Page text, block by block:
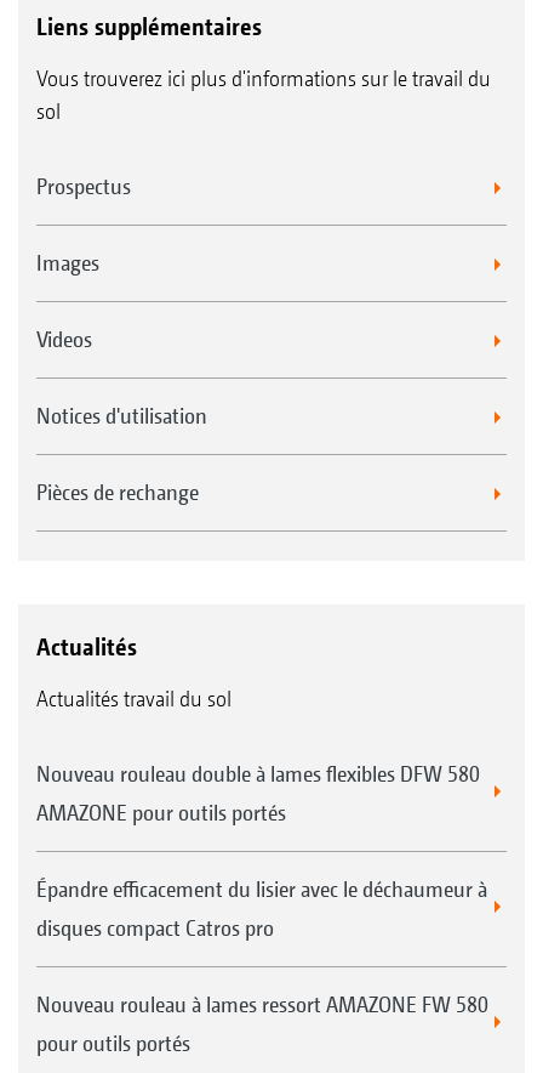
Liens supplémentaires
Vous trouverez ici plus d'informations sur le travail du
sol
Prospectus
Images
Videos
Notices d'utilisation
Pièces de rechange
Actualités
Actualités travail du sol
Nouveau rouleau double à lames flexibles DFW 580
AMAZONE pour outils portés
Épandre efficacement du lisier avec le déchaumeur à
disques compact Catros pro
Nouveau rouleau à lames ressort AMAZONE FW 580
pour outils portés